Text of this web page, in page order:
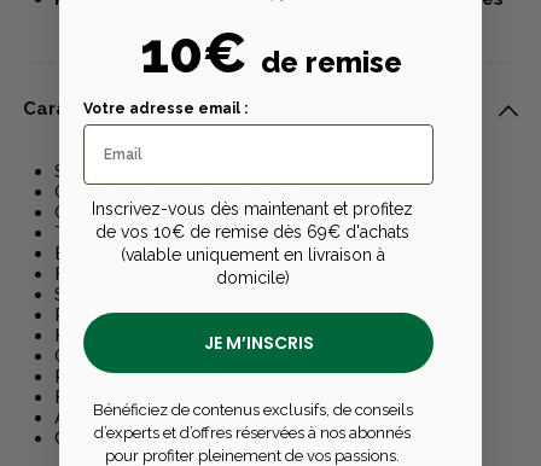
Caractéristiques techniques
Sac à dos chasse stalking
Composition : 100% polyester.
Contenance : 27L.
Taille : (L) X (L) X (H) cm ; 55*30*17.8cm.
Boucle de sifflet d'urgence.
Fourreau amovible pour fusil.
Système de sangles MOLLE.
Poches en filet.
Housse de pluie réversible.
Compartiment principal spacieux.
Poches intérieures en filet pour l’organisation.
Fond étanche.
Accès facile avec fermeture éclair.
Coloris : camo Deer Stalker AXIS.
10€ de remise
Votre adresse email :
Inscrivez-vous dès maintenant et profitez
de vos 10€ de remise dès 69€ d'achats
(valable uniquement en livraison à
domicile)
JE M’INSCRIS
Bénéficiez de contenus exclusifs, de conseils
d’experts et d’offres réservées à nos abonnés
pour profiter pleinement de vos passions.